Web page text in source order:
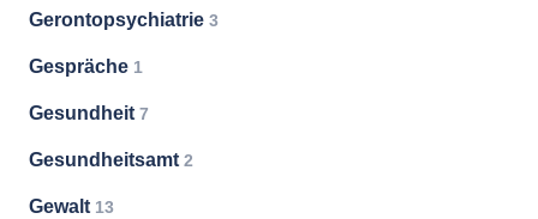
Gerontopsychiatrie 3
Gespräche 1
Gesundheit 7
Gesundheitsamt 2
Gewalt 13